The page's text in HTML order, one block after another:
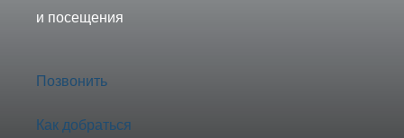
и посещения
Позвонить
Как добраться